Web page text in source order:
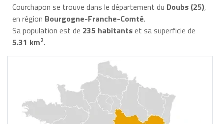
Courchapon se trouve dans le département du Doubs (25),
en région Bourgogne-Franche-Comté.
Sa population est de 235 habitantset sa superficie de
5.31 km2.